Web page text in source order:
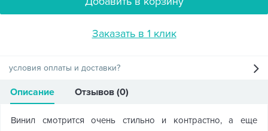
Заказать в 1 клик
условия оплаты и доставки?
Описание Отзывов (0)
Винил смотрится очень стильно и контрастно, а еще